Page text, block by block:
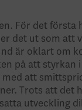
För det första
det ut som att
är oklart om
på att styrkan
att
Trots att det
utveckling